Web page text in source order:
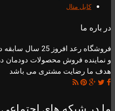
کابل متال
در باره ما
فروشگاه رعد
و نماینده فروش محصولات
هدف ما رضایت مشتری می باشد